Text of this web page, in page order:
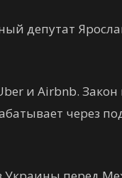
депутат
и Airbnb.
через